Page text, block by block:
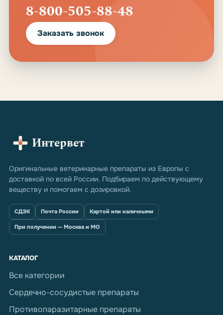
8-800-505-88-48
Заказать звонок
Интервет
Оригинальные ветеринарные препараты из Европы с
доставкой по всей России. Подбираем по действующему
веществу и помогаем с дозировкой.
СДЭК Почта России Картой или наличными
При получении — Москва и МО
КАТАЛОГ
Все категории
Сердечно-сосудистые препараты
Противопаразитарные препараты